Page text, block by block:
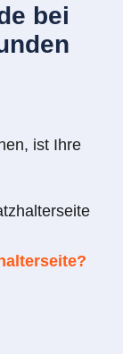
bei
ist Ihre